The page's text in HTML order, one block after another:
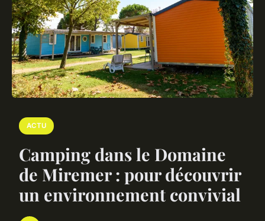
ACTU
Camping dans le Domaine
de Miremer : pour découvrir
un environnement convivial